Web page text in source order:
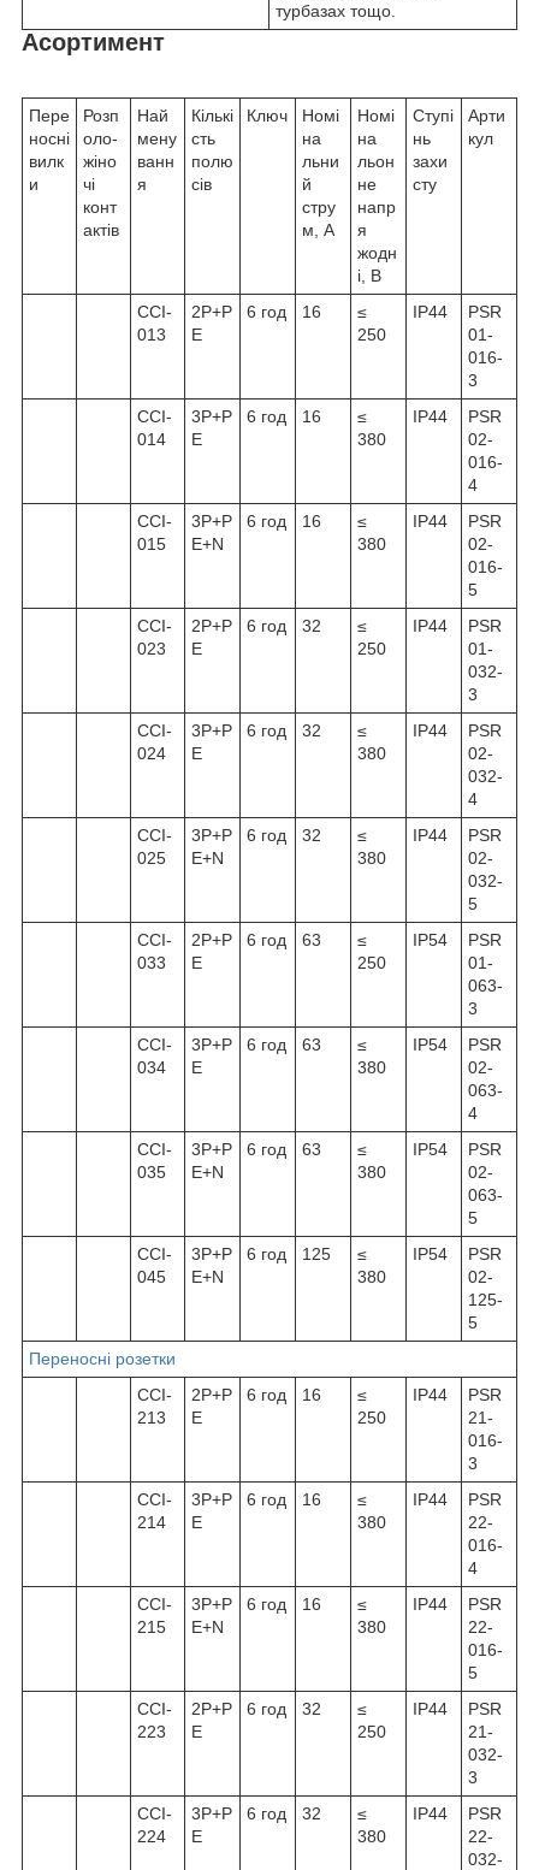
турбазах тощо.
Асортимент
Пере
носні
вилк
и
Розп
оло-
жіно
чі
конт
актів
Най
мену
ванн
я
Кількі
сть
полю
сів
Ключ
Номі
на
льни
й
стру
м, А
Номі
на
льон
не
напр
я
жодн
і, В
Ступі
нь
захи
сту
Арти
кул
ССІ-
013
2Р+Р
Е
6 год 16
≤
250
IP44
PSR
01-
016-
3
ССІ-
014
3Р+Р
Е
6 год 16
≤
380
IP44
PSR
02-
016-
4
ССІ-
015
3Р+Р
Е+N
6 год 16
≤
380
IP44
PSR
02-
016-
5
ССІ-
023
2Р+Р
Е
6 год 32
≤
250
IP44
PSR
01-
032-
3
ССІ-
024
3Р+Р
Е
6 год 32
≤
380
IP44
PSR
02-
032-
4
ССІ-
025
3Р+Р
Е+N
6 год 32
≤
380
IP44
PSR
02-
032-
5
ССІ-
033
2P+P
E
6 год 63
≤
250
IP54
PSR
01-
063-
3
ССІ-
034
3Р+Р
Е
6 год 63
≤
380
IP54
PSR
02-
063-
4
ССІ-
035
3Р+Р
Е+N
6 год 63
≤
380
IP54
PSR
02-
063-
5
ССІ-
045
3Р+Р
Е+N
6 год 125
≤
380
IP54
PSR
02-
125-
5
Переносні розетки
ССІ-
213
2Р+Р
Е
6 год 16
≤
250
IP44
PSR
21-
016-
3
ССІ-
214
3Р+Р
Е
6 год 16
≤
380
IP44
PSR
22-
016-
4
ССІ-
215
3Р+Р
Е+N
6 год 16
≤
380
IP44
PSR
22-
016-
5
ССІ-
223
2Р+Р
Е
6 год 32
≤
250
IP44
PSR
21-
032-
3
ССІ-
224
3Р+Р
Е
6 год 32
≤
380
IP44
PSR
22-
032-